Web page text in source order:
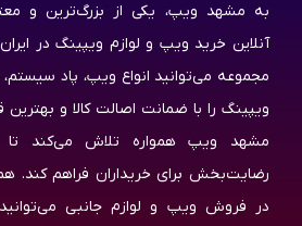
به مشهد ویپ، یکی از بزرگ‌ترین و
آنلاین خرید ویپ و لوازم ویپینگ در
مجموعه می‌توانید انواع ویپ، پاد
ویپینگ را با ضمانت اصالت کالا و
مشهد ویپ همواره تلاش می‌کند تا
رضایت‌بخش برای خریداران فراهم
در فروش ویپ و لوازم جانبی